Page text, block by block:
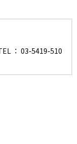
： 03-5419-510